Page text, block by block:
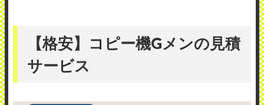
【格安】コピー機Gメンの見積
サービス